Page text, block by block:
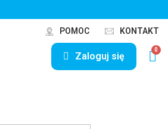
POMOC KONTAKT
Zaloguj się